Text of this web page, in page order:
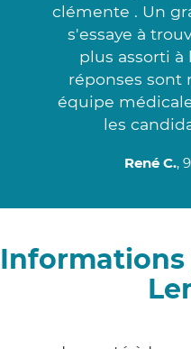
clémente . Un
s'essaye à
plus assorti à
réponses sont
équipe
les
René C.,